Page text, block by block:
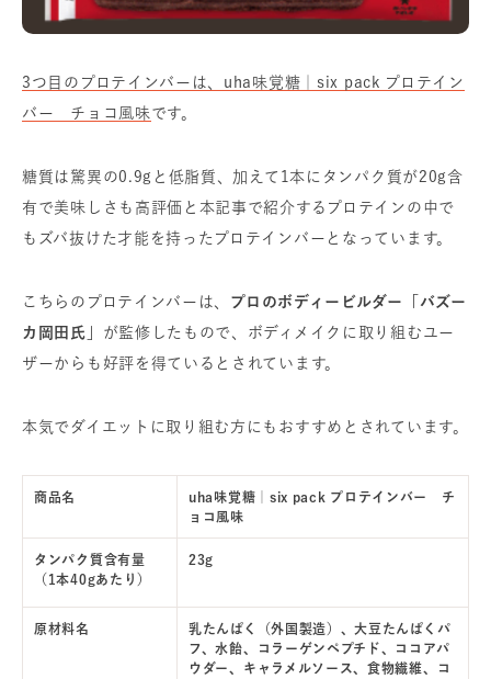
3つ目のプロテインバーは、uha味覚糖｜six pack プロテイン
バー チョコ風味 です。
糖質は驚異の0.9gと低脂質、加えて1本にタンパク質が20g含
有で美味しさも高評価と本記事で紹介するプロテインの中で
もズバ抜けた才能を持ったプロテインバーとなっています。
こちらのプロテインバーは、 プロのボディービルダー「バズー
カ岡田氏」
が監修したもので、ボディメイクに取り組むユー
ザーからも好評を得ているとされています。
本気でダイエットに取り組む方にもおすすめとされています。
商品名
uha味覚糖｜six pack プロテインバー チ
ョコ風味
タンパク質含有量
（1本40gあたり）
23g
原材料名
乳たんぱく（外国製造）、大豆たんぱくパ
フ、水飴、コラーゲンペプチド、ココアパ
ウダー、キャラメルソース、食物繊維、コ